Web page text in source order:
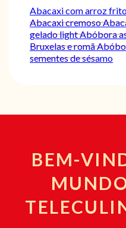
Abacaxi com arroz
Abacaxi cremoso
gelado lightAbóbora
Bruxelas e romã
sementes de sésamo
BEM-